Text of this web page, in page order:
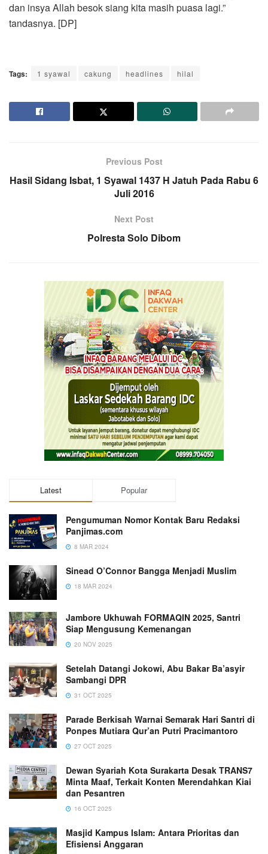
dan insya Allah besok siang kita masih puasa lagi.”
tandasnya. [DP]
Tags: 1 syawal cakung headlines hilal
Previous Post
Hasil Sidang Isbat, 1 Syawal 1437 H Jatuh Pada Rabu 6
Juli 2016
Next Post
Polresta Solo Dibom
Latest Popular
Pengumuman Nomor Kontak Baru Redaksi
Panjimas.com
8 MAR 2024
Sinead O’Connor Bangga Menjadi Muslim
18 MAR 2024
Jambore Ukhuwah FORMAQIN 2025, Santri
Siap Mengusung Kemenangan
20 NOV 2025
Setelah Datangi Jokowi, Abu Bakar Ba’asyir
Sambangi DPR
31 OCT 2025
Parade Berkisah Warnai Semarak Hari Santri di
Ponpes Mutiara Qur’an Putri Pracimantoro
27 OCT 2025
Dewan Syariah Kota Surakarta Desak TRANS7
Minta Maaf, Terkait Konten Merendahkan Kiai
dan Pesantren
16 OCT 2025
Masjid Kampus Islam: Antara Prioritas dan
Efisiensi Anggaran